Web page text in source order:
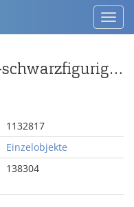
Fragment einer attisch-schwarzfigurigen Schale
1132817
Einzelobjekte
138304